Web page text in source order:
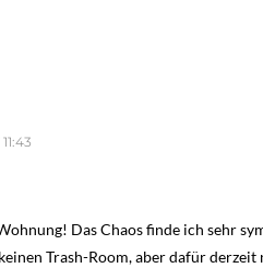
Das Chaos finde ich sehr
Trash-Room, aber dafür